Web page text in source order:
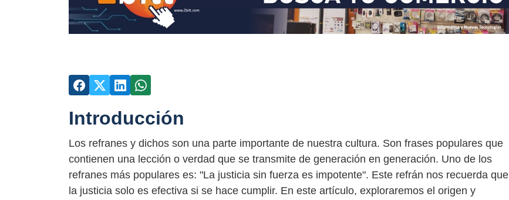
Introducción
Los refranes y dichos son una parte importante de nuestra cultura. Son frases populares que
contienen una lección o verdad que se transmite de generación en generación. Uno de los
refranes más populares es: "La justicia sin fuerza es impotente". Este refrán nos recuerda que
la justicia solo es efectiva si se hace cumplir. En este artículo, exploraremos el origen y